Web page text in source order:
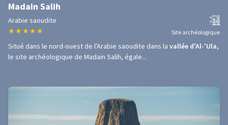
Madain Salih
Arabie saoudite
★ ★ ★ ★ ★ Site archéologique
Situé dans le nord-ouest de l'Arabie saoudite dans la vallée d'Al-'Ula,
le site archéologique de Madain Salih, égale...